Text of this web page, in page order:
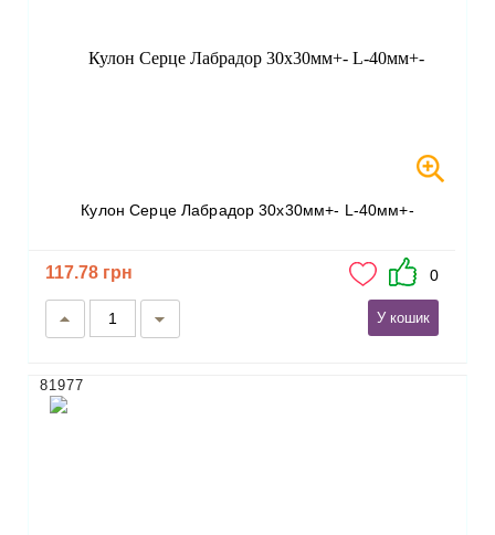
Кулон Серце Лабрадор 30х30мм+- L-40мм+-
117.78 грн 0
У кошик
81977